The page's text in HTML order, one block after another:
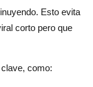
Esto evita
corto pero que
como: